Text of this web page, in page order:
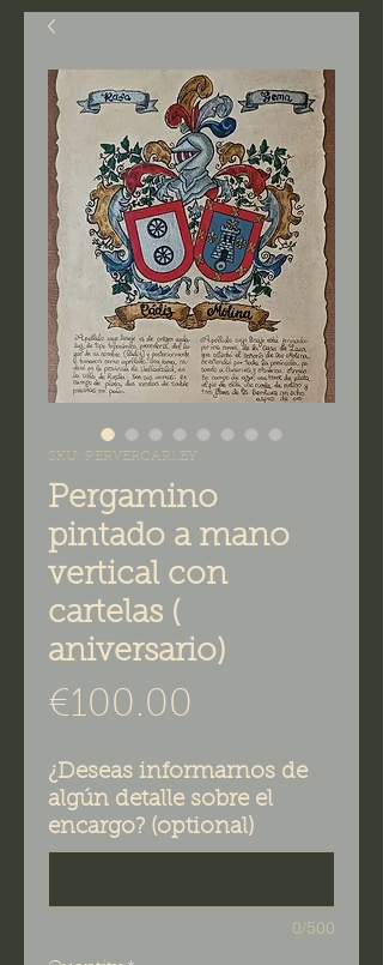
SKU: PERVERCARLEY
Pergamino
pintado a mano
vertical con
cartelas (
aniversario)
€100.00
¿Deseas informarnos de
algún detalle sobre el
encargo? (optional)
0/500